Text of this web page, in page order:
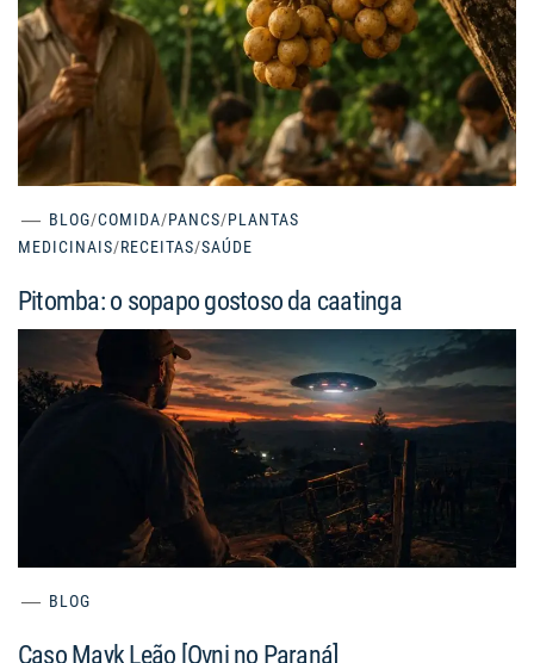
BLOG/COMIDA/PANCS/PLANTAS
MEDICINAIS/RECEITAS/SAÚDE
Pitomba: o sopapo gostoso da caatinga
BLOG
Caso Mayk Leão [Ovni no Paraná]